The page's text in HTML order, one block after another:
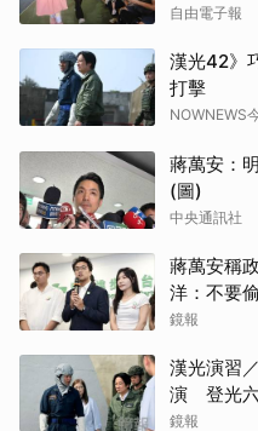
自由電子報
漢光42》
打擊
NOWNEWS
蔣萬安：
(圖)
中央通訊社
蔣萬安稱
洋：不要
鏡報
漢光演習
演 登光
鏡報